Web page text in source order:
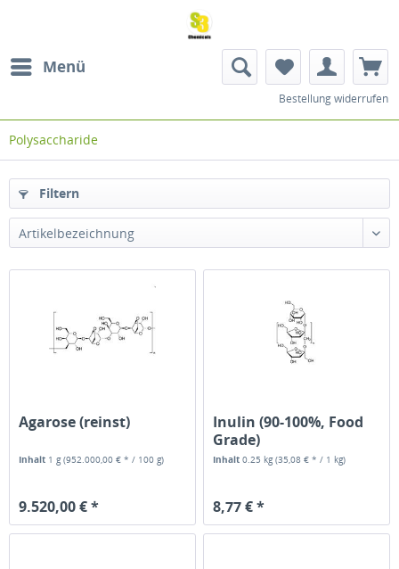
Menü
Bestellung widerrufen
Polysaccharide
Filtern
Artikelbezeichnung
Agarose (reinst)
Inhalt 1 g(952.000,00 € * / 100 g)
9.520,00 € *
Inulin (90-100%, Food
Grade)
Inhalt0.25 kg(35,08 € * / 1 kg)
8,77 € *